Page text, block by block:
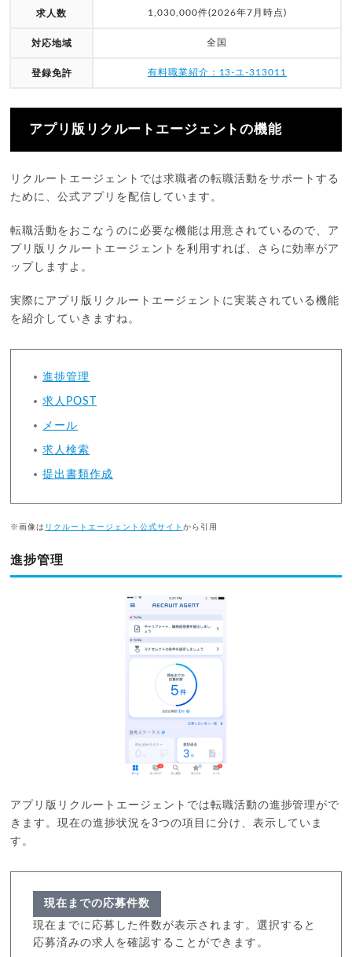
求人数 1,030,000件(2026年7月時点)
対応地域 全国
登録免許 有料職業紹介：13-ユ-313011
アプリ版リクルートエージェントの機能
リクルートエージェントでは求職者の転職活動をサポートする
ために、公式アプリを配信しています。
転職活動をおこなうのに必要な機能は用意されているので、ア
プリ版リクルートエージェントを利用すれば、さらに効率がア
ップしますよ。
実際にアプリ版リクルートエージェントに実装されている機能
を紹介していきますね。
進捗管理
求人POST
メール
求人検索
提出書類作成
※画像は リクルートエージェント公式サイト から引用
進捗管理
アプリ版リクルートエージェントでは転職活動の進捗管理がで
きます。現在の進捗状況を3つの項目に分け、表示していま
す。
現在までの応募件数
現在までに応募した件数が表示されます。選択すると
応募済みの求人を確認することができます。